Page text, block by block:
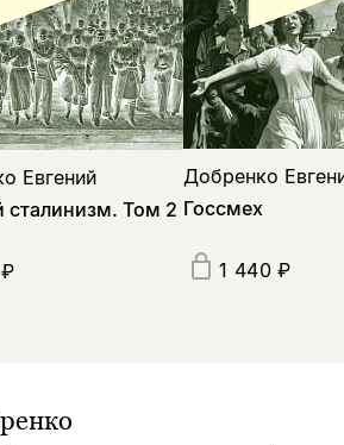
Евгений
сталинизм. Том 2
Добренко
Госсмех
1 440 ₽